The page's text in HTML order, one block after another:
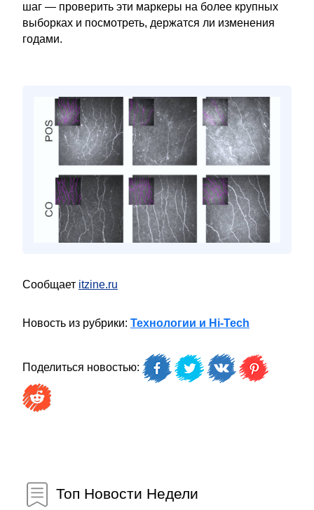
шаг — проверить эти маркеры на более крупных
выборках и посмотреть, держатся ли изменения
годами.
Сообщает itzine.ru
Новость из рубрики: Технологии и Hi-Tech
Поделиться новостью:
Топ Новости Недели